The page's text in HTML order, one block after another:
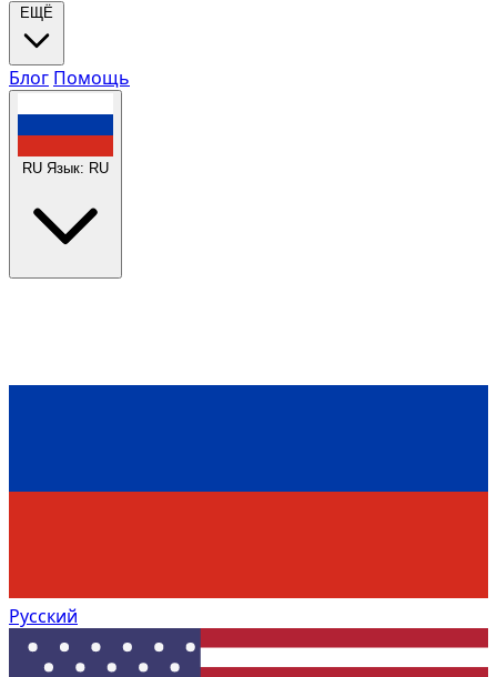
ЕЩЁ
Блог Помощь
RU Язык: RU
Русский